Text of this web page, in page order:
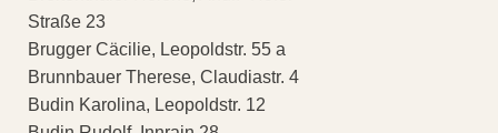
Straße 23
Brugger Cäcilie, Leopoldstr. 55 a
Brunnbauer Therese, Claudiastr. 4
Budin Karolina, Leopoldstr. 12